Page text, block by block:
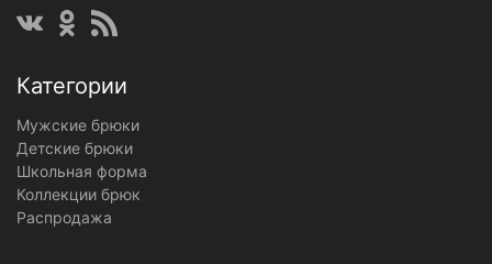
Категории
Мужские брюки
Детские брюки
Школьная форма
Коллекции брюк
Распродажа